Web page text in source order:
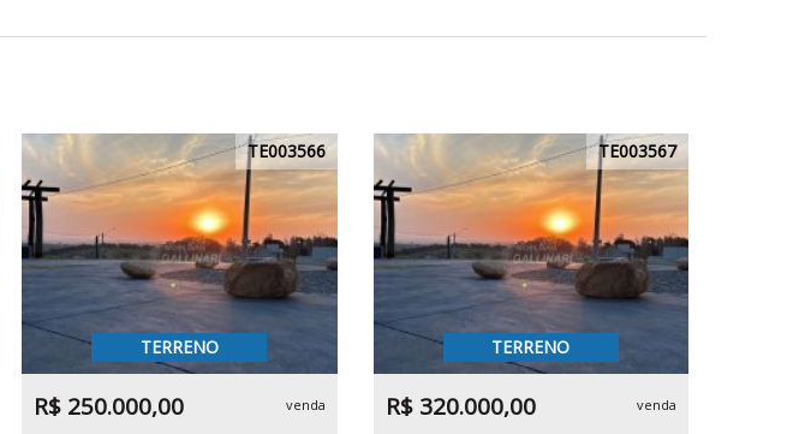
TE003566
TERRENO
R$ 250.000,00 venda
TE003567
TERRENO
R$ 320.000,00 venda